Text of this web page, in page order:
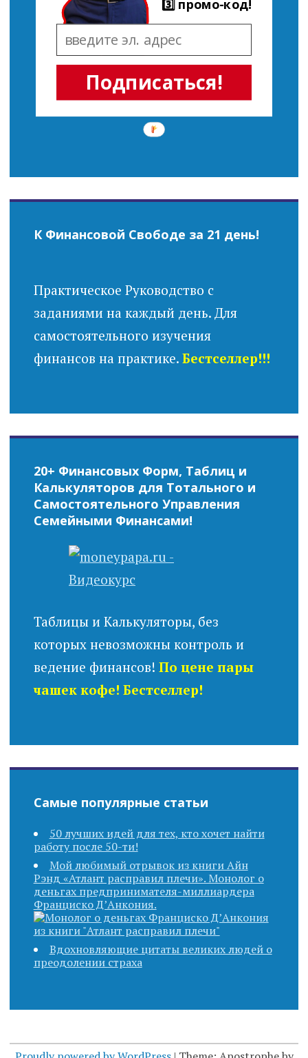
Подписаться!
3️⃣ промо-код!
К Финансовой Свободе за 21 день!
Практическое Руководство с
заданиями на каждый день. Для
самостоятельного изучения
финансов на практике. Бестселлер!!!
20+ Финансовых Форм, Таблиц и
Калькуляторов для Тотального и
Самостоятельного Управления
Семейными Финансами!
Таблицы и Калькуляторы, без
которых невозможны контроль и
ведение финансов! По цене пары
чашек кофе! Бестселлер!
Самые популярные статьи
50 лучших идей для тех, кто хочет найти
работу после 50-ти!
Мой любимый отрывок из книги Айн
Рэнд «Атлант расправил плечи». Монолог о
деньгах предпринимателя-миллиардера
Франциско Д’Анкония.
Вдохновляющие цитаты великих людей о
преодолении страха